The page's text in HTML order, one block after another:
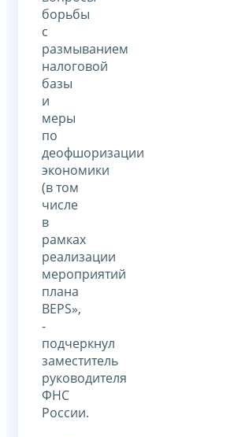
борьбы
с
размыванием
налоговой
базы
и
меры
по
деофшоризации
экономики
(в том
числе
в
рамках
реализации
мероприятий
плана
BEPS»,
-
подчеркнул
заместитель
руководителя
ФНС
России.